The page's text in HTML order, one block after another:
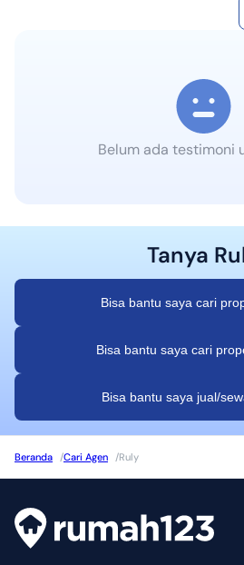
Belum ada testimoni
Tanya
Bisa bantu saya cari
Bisa bantu saya cari
Bisa bantu saya jual/
Beranda /Cari Agen /Ruly